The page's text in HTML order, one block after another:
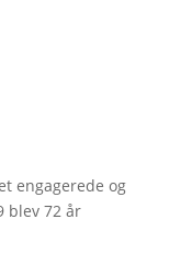
engagerede og
blev 72 år